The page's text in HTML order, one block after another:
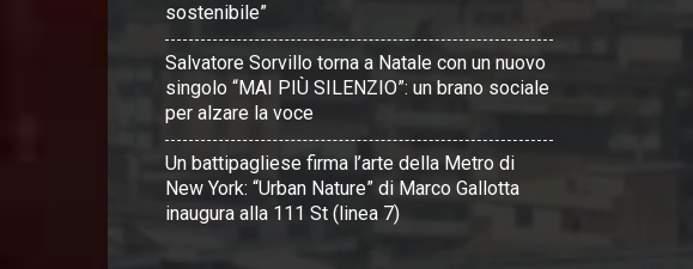
sostenibile”
Salvatore Sorvillo torna a Natale con un nuovo
singolo “MAI PIÙ SILENZIO”: un brano sociale
per alzare la voce
Un battipagliese firma l’arte della Metro di
New York: “Urban Nature” di Marco Gallotta
inaugura alla 111 St (linea 7)